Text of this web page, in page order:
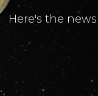
Here's the